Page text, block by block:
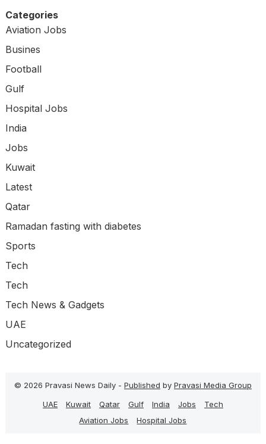
Categories
Aviation Jobs
Busines
Football
Gulf
Hospital Jobs
India
Jobs
Kuwait
Latest
Qatar
Ramadan fasting with diabetes
Sports
Tech
Tech
Tech News & Gadgets
UAE
Uncategorized
© 2026 Pravasi News Daily - Published by Pravasi Media Group
UAE
Kuwait Qatar Gulf India Jobs
Tech
Aviation Jobs
Hospital Jobs